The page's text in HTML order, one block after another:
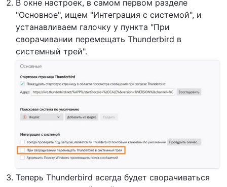
В окне настроек, в самом первом разделе
"Основное", ищем "Интеграция с системой", и
устанавливаем галочку у пункта "При
сворачивании перемещать Thunderbird в
системный трей".
Теперь Thunderbird всегда будет сворачиваться